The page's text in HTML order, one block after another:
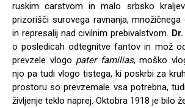
ruskim carstvom in malo srbsko
prizorišči surovega ravnanja, množičnega
in represalij nad civilnim prebival­stvom.
o posledicah odtegnitve fantov in mož
prevzele vlogo pater familias, moško
njo pa tudi vlogo tistega, ki poskrbi za
prostoru so prevzemale vsa potrebna,
življenje teklo naprej. Oktobra 1918 je bilo